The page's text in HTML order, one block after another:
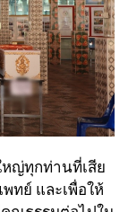
ญ่ทุกท่านที่เสีย
ทย์ และเพื่อให้